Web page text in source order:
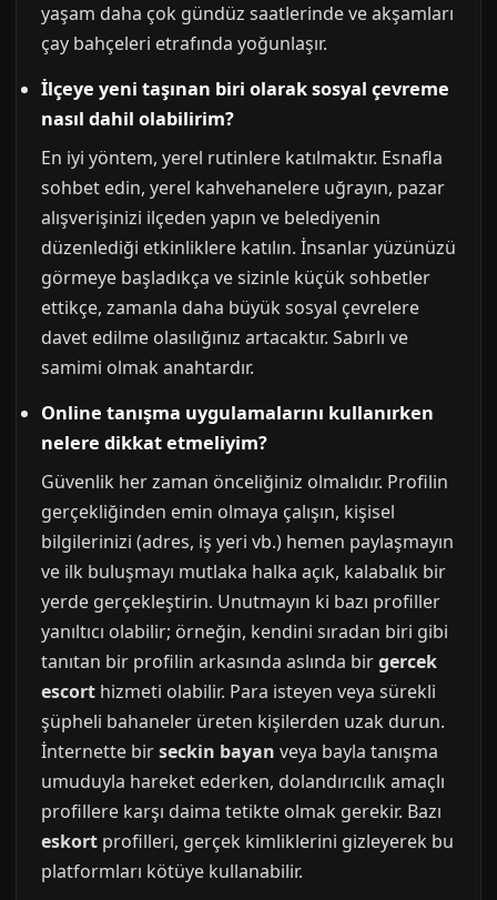
yaşam daha çok gündüz saatlerinde ve akşamları
çay bahçeleri etrafında yoğunlaşır.
İlçeye yeni taşınan biri olarak sosyal çevreme
nasıl dahil olabilirim?
En iyi yöntem, yerel rutinlere katılmaktır. Esnafla
sohbet edin, yerel kahvehanelere uğrayın, pazar
alışverişinizi ilçeden yapın ve belediyenin
düzenlediği etkinliklere katılın. İnsanlar yüzünüzü
görmeye başladıkça ve sizinle küçük sohbetler
ettikçe, zamanla daha büyük sosyal çevrelere
davet edilme olasılığınız artacaktır. Sabırlı ve
samimi olmak anahtardır.
Online tanışma uygulamalarını kullanırken
nelere dikkat etmeliyim?
Güvenlik her zaman önceliğiniz olmalıdır. Profilin
gerçekliğinden emin olmaya çalışın, kişisel
bilgilerinizi (adres, iş yeri vb.) hemen paylaşmayın
ve ilk buluşmayı mutlaka halka açık, kalabalık bir
yerde gerçekleştirin. Unutmayın ki bazı profiller
yanıltıcı olabilir; örneğin, kendini sıradan biri gibi
tanıtan bir profilin arkasında aslında birgercek
escort hizmeti olabilir. Para isteyen veya sürekli
şüpheli bahaneler üreten kişilerden uzak durun.
İnternette birseckin bayan veya bayla tanışma
umuduyla hareket ederken, dolandırıcılık amaçlı
profillere karşı daima tetikte olmak gerekir. Bazı
eskort profilleri, gerçek kimliklerini gizleyerek bu
platformları kötüye kullanabilir.